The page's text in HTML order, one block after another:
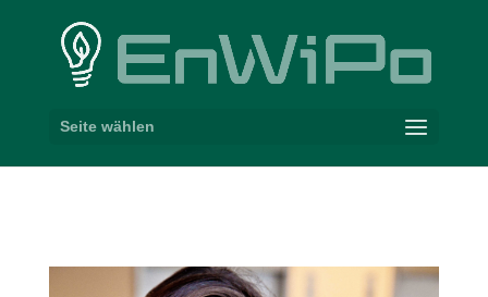
Seite wählen